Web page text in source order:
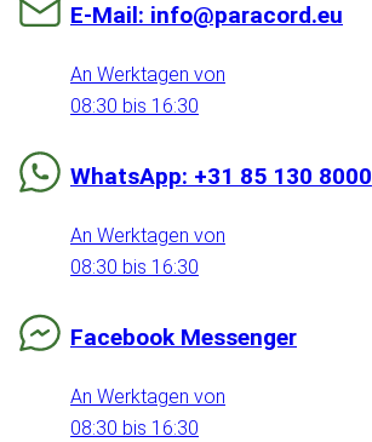
E-Mail: info@paracord.eu
An Werktagen von
08:30 bis 16:30
WhatsApp: +31 85 130 8000
An Werktagen von
08:30 bis 16:30
Facebook Messenger
An Werktagen von
08:30 bis 16:30